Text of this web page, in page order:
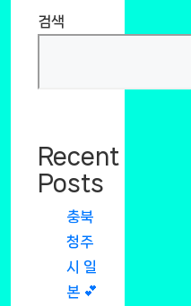
검색
Recent
Posts
충북
청주
시 일
본 💕